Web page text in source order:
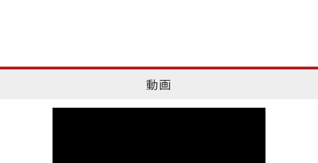
動画